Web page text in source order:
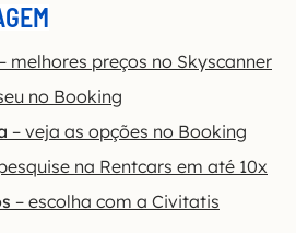
melhores preços no Skyscanner
no Booking
– veja as opções no Booking
na Rentcars em até 10x
– escolha com a Civitatis